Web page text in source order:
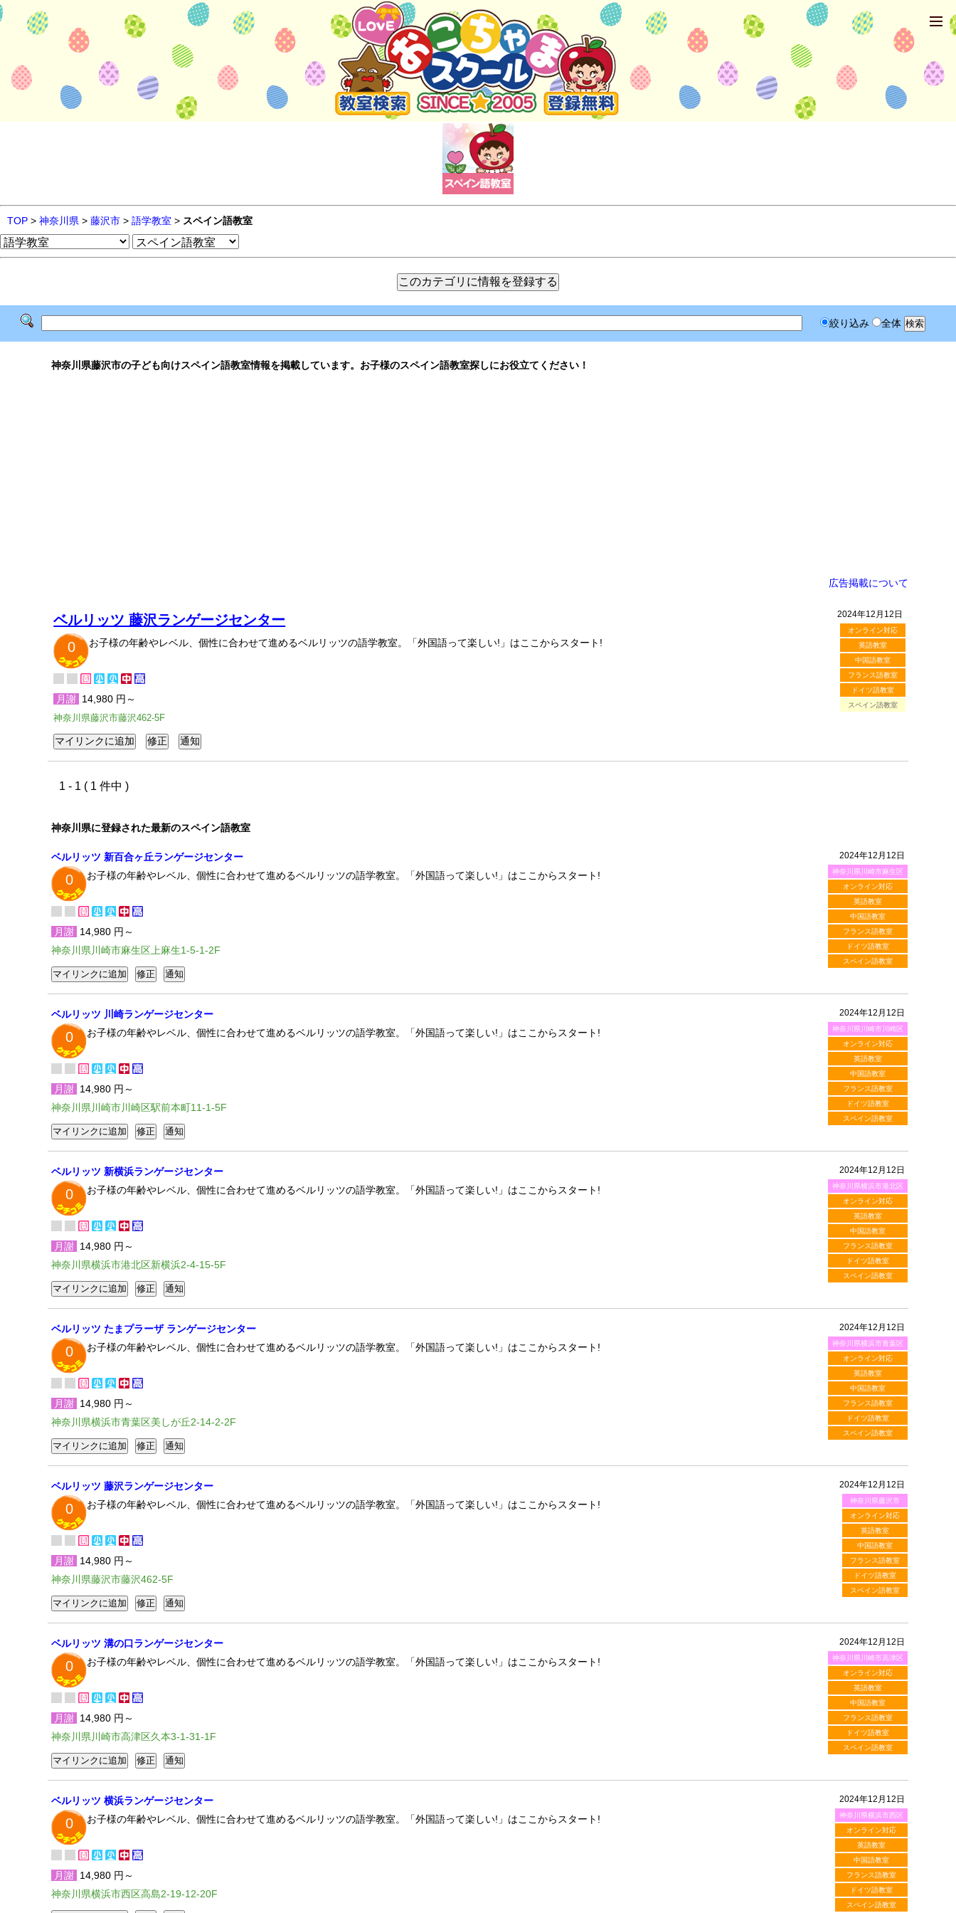
TOP > 神奈川県 > 藤沢市 > 語学教室 > スペイン語教室
絞り込み 全体
神奈川県藤沢市の子ども向けスペイン語教室情報を掲載しています。お子様のスペイン語教室探しにお役立てください！
広告掲載について
2024年12月12日
オンライン対応
英語教室
中国語教室
フランス語教室
ドイツ語教室
スペイン語教室
ベルリッツ 藤沢ランゲージセンター
0
お子様の年齢やレベル、個性に合わせて進めるベルリッツの語学教室。「外国語って楽しい!」はここからスタート!
月謝 14,980 円～
神奈川県藤沢市藤沢462-5F
1 - 1 ( 1 件中 )
神奈川県に登録された最新のスペイン語教室
2024年12月12日
神奈川県川崎市麻生区
オンライン対応
英語教室
中国語教室
フランス語教室
ドイツ語教室
スペイン語教室
ベルリッツ 新百合ヶ丘ランゲージセンター
0 お子様の年齢やレベル、個性に合わせて進めるベルリッツの語学教室。「外国語って楽しい!」はここからスタート!
月謝 14,980 円～
神奈川県川崎市麻生区上麻生1-5-1-2F
2024年12月12日
神奈川県川崎市川崎区
オンライン対応
英語教室
中国語教室
フランス語教室
ドイツ語教室
スペイン語教室
ベルリッツ 川崎ランゲージセンター
0 お子様の年齢やレベル、個性に合わせて進めるベルリッツの語学教室。「外国語って楽しい!」はここからスタート!
月謝 14,980 円～
神奈川県川崎市川崎区駅前本町11-1-5F
2024年12月12日
神奈川県横浜市港北区
オンライン対応
英語教室
中国語教室
フランス語教室
ドイツ語教室
スペイン語教室
ベルリッツ 新横浜ランゲージセンター
0 お子様の年齢やレベル、個性に合わせて進めるベルリッツの語学教室。「外国語って楽しい!」はここからスタート!
月謝 14,980 円～
神奈川県横浜市港北区新横浜2-4-15-5F
2024年12月12日
神奈川県横浜市青葉区
オンライン対応
英語教室
中国語教室
フランス語教室
ドイツ語教室
スペイン語教室
ベルリッツ たまプラーザ ランゲージセンター
0 お子様の年齢やレベル、個性に合わせて進めるベルリッツの語学教室。「外国語って楽しい!」はここからスタート!
月謝 14,980 円～
神奈川県横浜市青葉区美しが丘2-14-2-2F
2024年12月12日
神奈川県藤沢市
オンライン対応
英語教室
中国語教室
フランス語教室
ドイツ語教室
スペイン語教室
ベルリッツ 藤沢ランゲージセンター
0 お子様の年齢やレベル、個性に合わせて進めるベルリッツの語学教室。「外国語って楽しい!」はここからスタート!
月謝 14,980 円～
神奈川県藤沢市藤沢462-5F
2024年12月12日
神奈川県川崎市高津区
オンライン対応
英語教室
中国語教室
フランス語教室
ドイツ語教室
スペイン語教室
ベルリッツ 溝の口ランゲージセンター
0 お子様の年齢やレベル、個性に合わせて進めるベルリッツの語学教室。「外国語って楽しい!」はここからスタート!
月謝 14,980 円～
神奈川県川崎市高津区久本3-1-31-1F
2024年12月12日
神奈川県横浜市西区
オンライン対応
英語教室
中国語教室
フランス語教室
ドイツ語教室
スペイン語教室
ベルリッツ 横浜ランゲージセンター
0 お子様の年齢やレベル、個性に合わせて進めるベルリッツの語学教室。「外国語って楽しい!」はここからスタート!
月謝 14,980 円～
神奈川県横浜市西区高島2-19-12-20F